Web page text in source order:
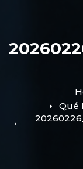
Qué